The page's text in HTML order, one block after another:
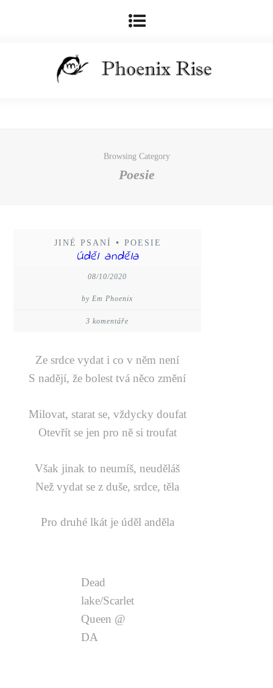
Browsing Category
Poesie
JINÉ PSANÍ • POESIE
Úděl anděla
08/10/2020
by Em Phoenix
3 komentáře
Ze srdce vydat i co v něm není
S nadějí, že bolest tvá něco změní
Milovat, starat se, vždycky doufat
Otevřít se jen pro ně si troufat
Však jinak to neumíš, neuděláš
Než vydat se z duše, srdce, těla
Pro druhé lkát je úděl anděla
Dead
lake/Scarlet
Queen @
DA